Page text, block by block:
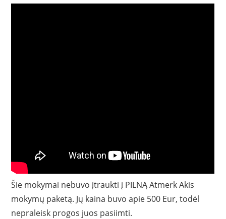
Šie mokymai nebuvo įtraukti į PILNĄ Atmerk Akis
mokymų paketą. Jų kaina buvo apie 500 Eur, todėl
nepraleisk progos juos pasiimti.